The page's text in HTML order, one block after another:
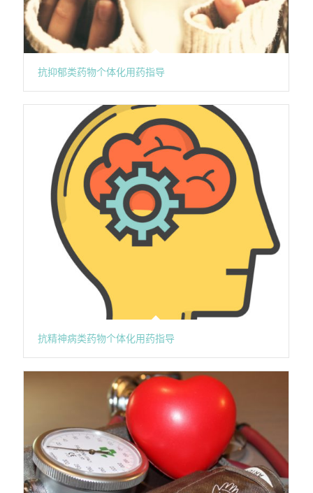
抗抑郁类药物个体化用药指导
抗精神病类药物个体化用药指导